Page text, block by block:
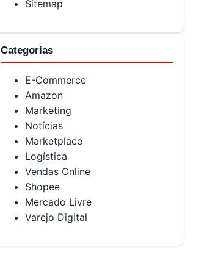
Sitemap
Categorias
E-Commerce
Amazon
Marketing
Notícias
Marketplace
Logística
Vendas Online
Shopee
Mercado Livre
Varejo Digital